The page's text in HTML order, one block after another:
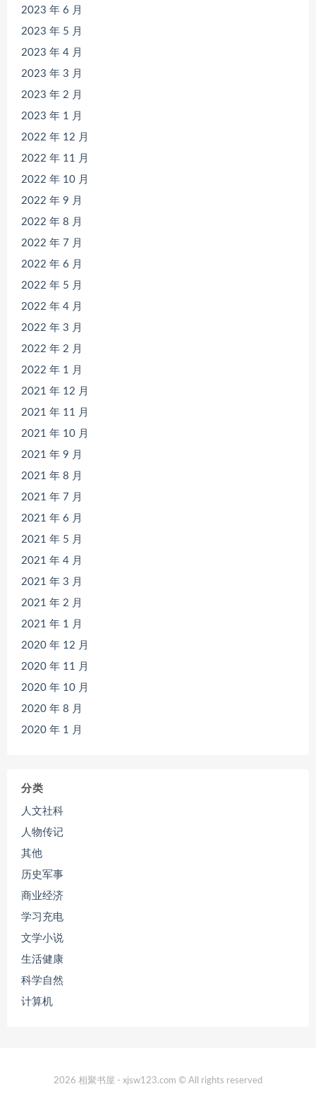
2023 年 6 月
2023 年 5 月
2023 年 4 月
2023 年 3 月
2023 年 2 月
2023 年 1 月
2022 年 12 月
2022 年 11 月
2022 年 10 月
2022 年 9 月
2022 年 8 月
2022 年 7 月
2022 年 6 月
2022 年 5 月
2022 年 4 月
2022 年 3 月
2022 年 2 月
2022 年 1 月
2021 年 12 月
2021 年 11 月
2021 年 10 月
2021 年 9 月
2021 年 8 月
2021 年 7 月
2021 年 6 月
2021 年 5 月
2021 年 4 月
2021 年 3 月
2021 年 2 月
2021 年 1 月
2020 年 12 月
2020 年 11 月
2020 年 10 月
2020 年 8 月
2020 年 1 月
分类
人文社科
人物传记
其他
历史军事
商业经济
学习充电
文学小说
生活健康
科学自然
计算机
2026 相聚书屋 - xjsw123.com © All rights reserved